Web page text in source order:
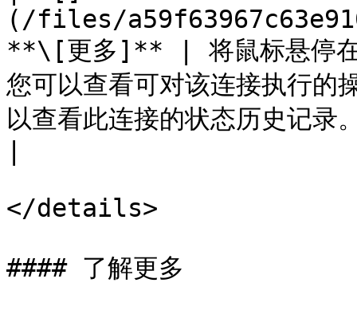
(/files/
**\[更多]** | 将鼠标悬停在
您可以查看可对该连接执行
以查看此连接的状态历史记录
</details>
#### 了解更多